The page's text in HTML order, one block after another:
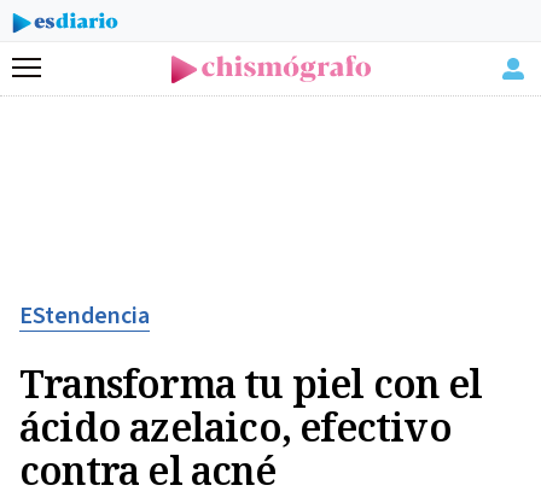
Menú
EStendencia
Transforma tu piel con el
ácido azelaico, efectivo
contra el acné